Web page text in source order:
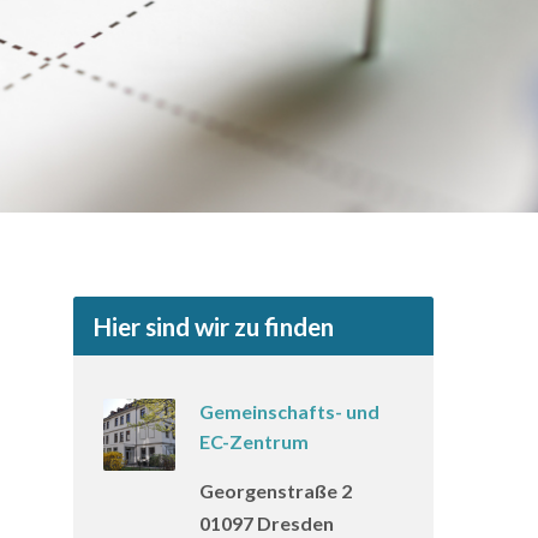
Hier sind wir zu finden
Gemeinschafts- und
EC-Zentrum
Georgenstraße 2
01097 Dresden